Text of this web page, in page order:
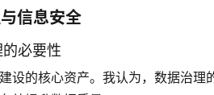
信息安全
必要性
设的核心资产。我认为，数据治